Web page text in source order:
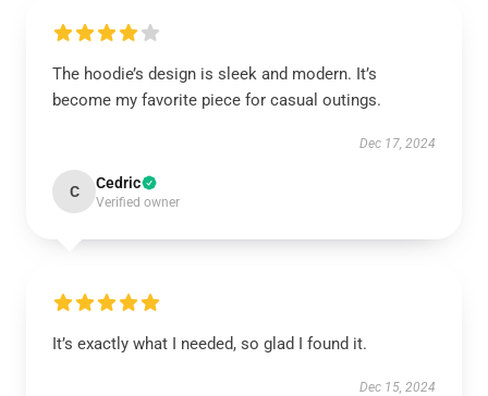
The hoodie’s design is sleek and modern. It’s
become my favorite piece for casual outings.
Dec 17, 2024
C Cedric
Verified owner
It’s exactly what I needed, so glad I found it.
Dec 15, 2024